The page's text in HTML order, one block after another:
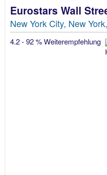
Eurostars Wall
New York City, New
4.2 - 92 % Weiterempfehlung